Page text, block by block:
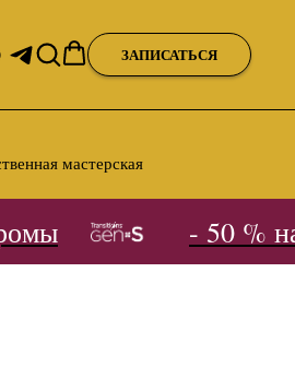
ЗАПИСАТЬСЯ
мастерская
- 50 % на